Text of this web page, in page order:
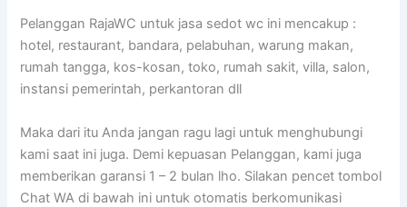
Pelanggan RajaWC untuk jasa sedot wc ini mencakup :
hotel, restaurant, bandara, pelabuhan, warung makan,
rumah tangga, kos-kosan, toko, rumah sakit, villa, salon,
instansi pemerintah, perkantoran dll
Maka dari itu Anda jangan ragu lagi untuk menghubungi
kami saat ini juga. Demi kepuasan Pelanggan, kami juga
memberikan garansi 1 – 2 bulan lho. Silakan pencet tombol
Chat WA di bawah ini untuk otomatis berkomunikasi